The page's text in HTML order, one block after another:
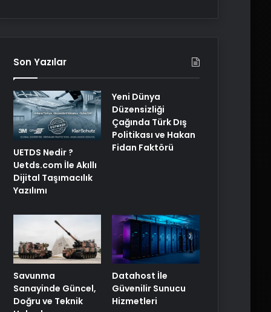
Son Yazılar
UETDS Nedir ?
Uetds.com İle Akıllı
Dijital Taşımacılık
Yazılımı
Yeni Dünya
Düzensizliği
Çağında Türk Dış
Politikası ve Hakan
Fidan Faktörü
Savunma
Sanayinde Güncel,
Doğru ve Teknik
Datahost İle
Güvenilir Sunucu
Hizmetleri